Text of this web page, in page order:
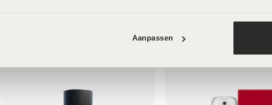
Aanpassen